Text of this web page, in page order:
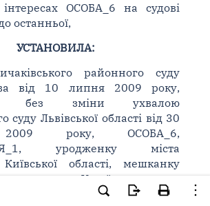
ОСОБА_6 на судові
останньої,
УСТАНОВИЛА:
районного суду
від 10 липня 2009 року,
без зміни ухвалою
суду Львівської області від 30
року, ОСОБА_6,
уродженку міста
області, мешканку
громадянку України, таку, що
засуджено за: ч. 5 ст. 185